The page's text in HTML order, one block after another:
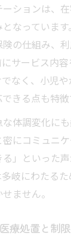
ションは、
なっていま
の仕組み、
サービス内
なく、小児
きる点も特徴
体調変化に
にコミュニ
」といった
岐にわたる
ません。
療処置と制